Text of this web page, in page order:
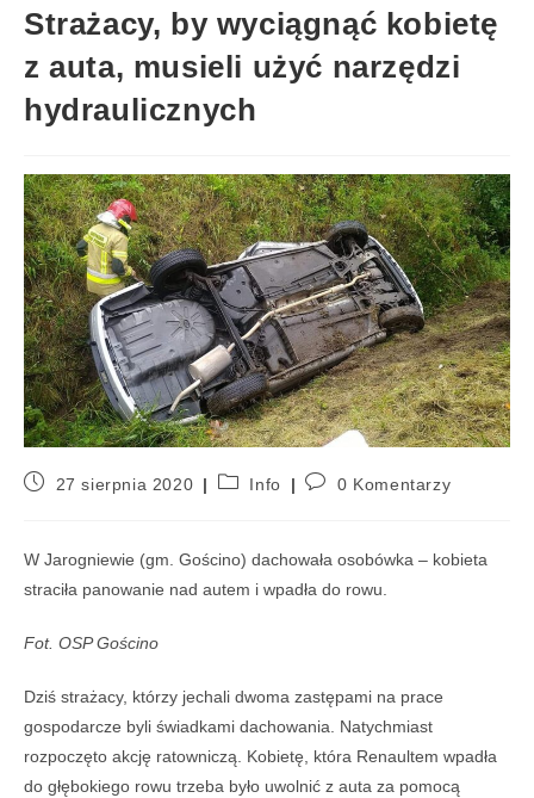
Strażacy, by wyciągnąć kobietę
z auta, musieli użyć narzędzi
hydraulicznych
27 sierpnia 2020 Info 0 Komentarzy
W Jarogniewie (gm. Gościno) dachowała osobówka – kobieta
straciła panowanie nad autem i wpadła do rowu.
Fot. OSP Gościno
Dziś strażacy, którzy jechali dwoma zastępami na prace
gospodarcze byli świadkami dachowania. Natychmiast
rozpoczęto akcję ratowniczą. Kobietę, która Renaultem wpadła
do głębokiego rowu trzeba było uwolnić z auta za pomocą